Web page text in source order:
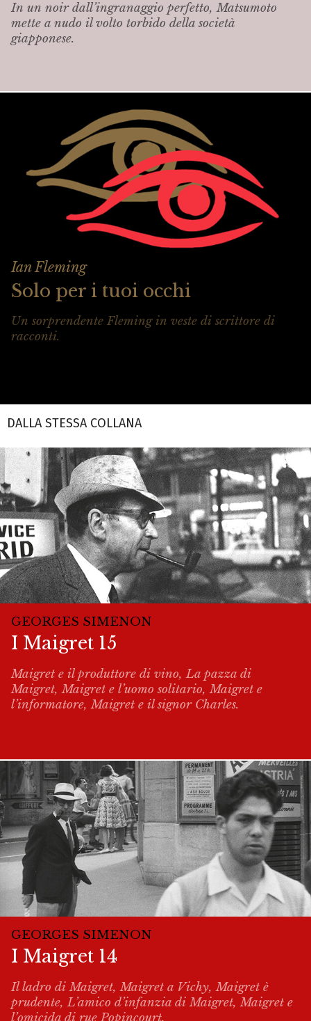
In un noir dall’ingranaggio perfetto, Matsumoto
mette a nudo il volto torbido della società
giapponese.
Ian Fleming
Solo per i tuoi occhi
Un sorprendente Fleming in veste di scrittore di
racconti.
DALLA STESSA COLLANA
GEORGES SIMENON
I Maigret 15
Maigret e il produttore di vino, La pazza di
Maigret, Maigret e l’uomo solitario, Maigret e
l’informatore, Maigret e il signor Charles.
GEORGES SIMENON
I Maigret 14
Il ladro di Maigret, Maigret a Vichy, Maigret è
prudente, L’amico d’infanzia di Maigret, Maigret e
l’omicida di rue Popincourt.